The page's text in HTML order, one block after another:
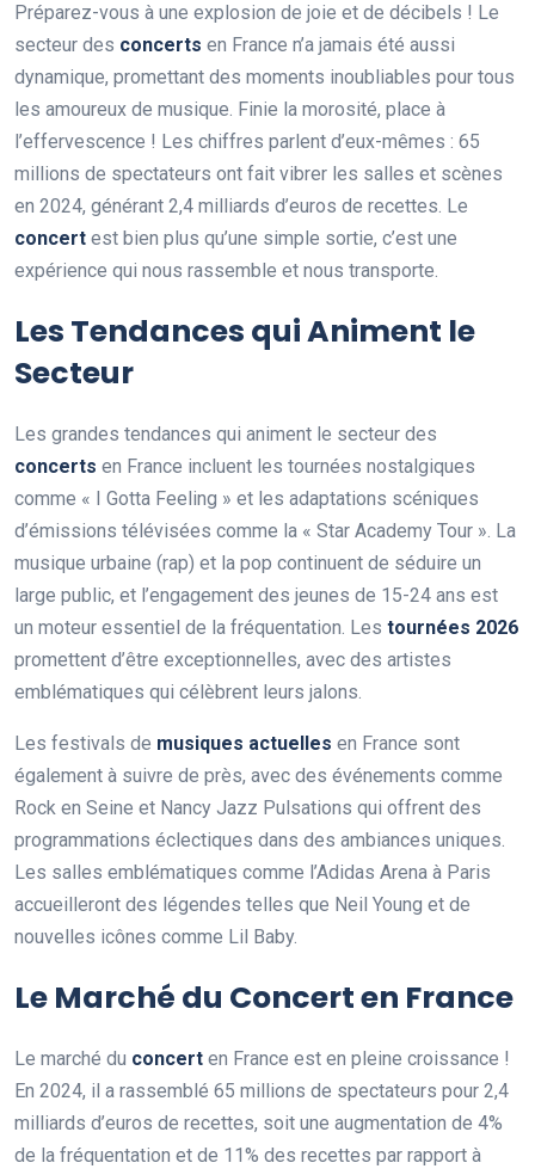
Préparez-vous à une explosion de joie et de décibels ! Le
secteur des concerts en France n’a jamais été aussi
dynamique, promettant des moments inoubliables pour tous
les amoureux de musique. Finie la morosité, place à
l’effervescence ! Les chiffres parlent d’eux-mêmes : 65
millions de spectateurs ont fait vibrer les salles et scènes
en 2024, générant 2,4 milliards d’euros de recettes. Le
concert est bien plus qu’une simple sortie, c’est une
expérience qui nous rassemble et nous transporte.
Les Tendances qui Animent le
Secteur
Les grandes tendances qui animent le secteur des
concerts en France incluent les tournées nostalgiques
comme « I Gotta Feeling » et les adaptations scéniques
d’émissions télévisées comme la « Star Academy Tour ». La
musique urbaine (rap) et la pop continuent de séduire un
large public, et l’engagement des jeunes de 15-24 ans est
un moteur essentiel de la fréquentation. Les tournées 2026
promettent d’être exceptionnelles, avec des artistes
emblématiques qui célèbrent leurs jalons.
Les festivals de musiques actuelles en France sont
également à suivre de près, avec des événements comme
Rock en Seine et Nancy Jazz Pulsations qui offrent des
programmations éclectiques dans des ambiances uniques.
Les salles emblématiques comme l’Adidas Arena à Paris
accueilleront des légendes telles que Neil Young et de
nouvelles icônes comme Lil Baby.
Le Marché du Concert en France
Le marché du concert en France est en pleine croissance !
En 2024, il a rassemblé 65 millions de spectateurs pour 2,4
milliards d’euros de recettes, soit une augmentation de 4%
de la fréquentation et de 11% des recettes par rapport à